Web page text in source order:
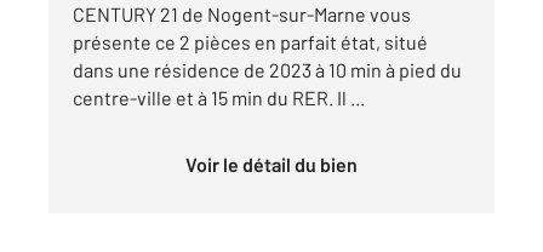
CENTURY 21 de Nogent-sur-Marne vous
présente ce 2 pièces en parfait état, situé
dans une résidence de 2023 à 10 min à pied du
centre-ville et à 15 min du RER. Il ...
Voir le détail du bien